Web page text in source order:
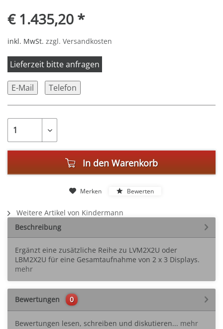
€ 1.435,20 *
inkl. MwSt. zzgl. Versandkosten
Lieferzeit bitte anfragen
E-Mail Telefon
In den Warenkorb
Merken Bewerten
Weitere Artikel von Kindermann
Beschreibung
Ergänzt eine zusätzliche Reihe zu LVM2X2U oder
LBM2X2U für eine Gesamtaufnahme von 2 x 3 Displays.
mehr
Bewertungen 0
Bewertungen lesen, schreiben und diskutieren... mehr